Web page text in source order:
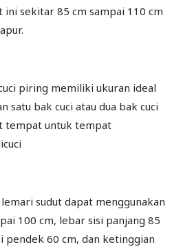
sekitar 85 cm sampai 110 cm
piring memiliki ukuran ideal
satu bak cuci atau dua bak cuci
tempat untuk tempat
sudut dapat menggunakan
100 cm, lebar sisi panjang 85
pendek 60 cm, dan ketinggian